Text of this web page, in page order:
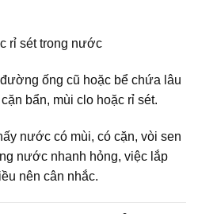
rỉ sét trong nước
ống cũ hoặc bể chứa lâu
bẩn, mùi clo hoặc rỉ sét.
nước có mùi, có cặn, vòi sen
nước nhanh hỏng, việc lắp
nên cân nhắc.